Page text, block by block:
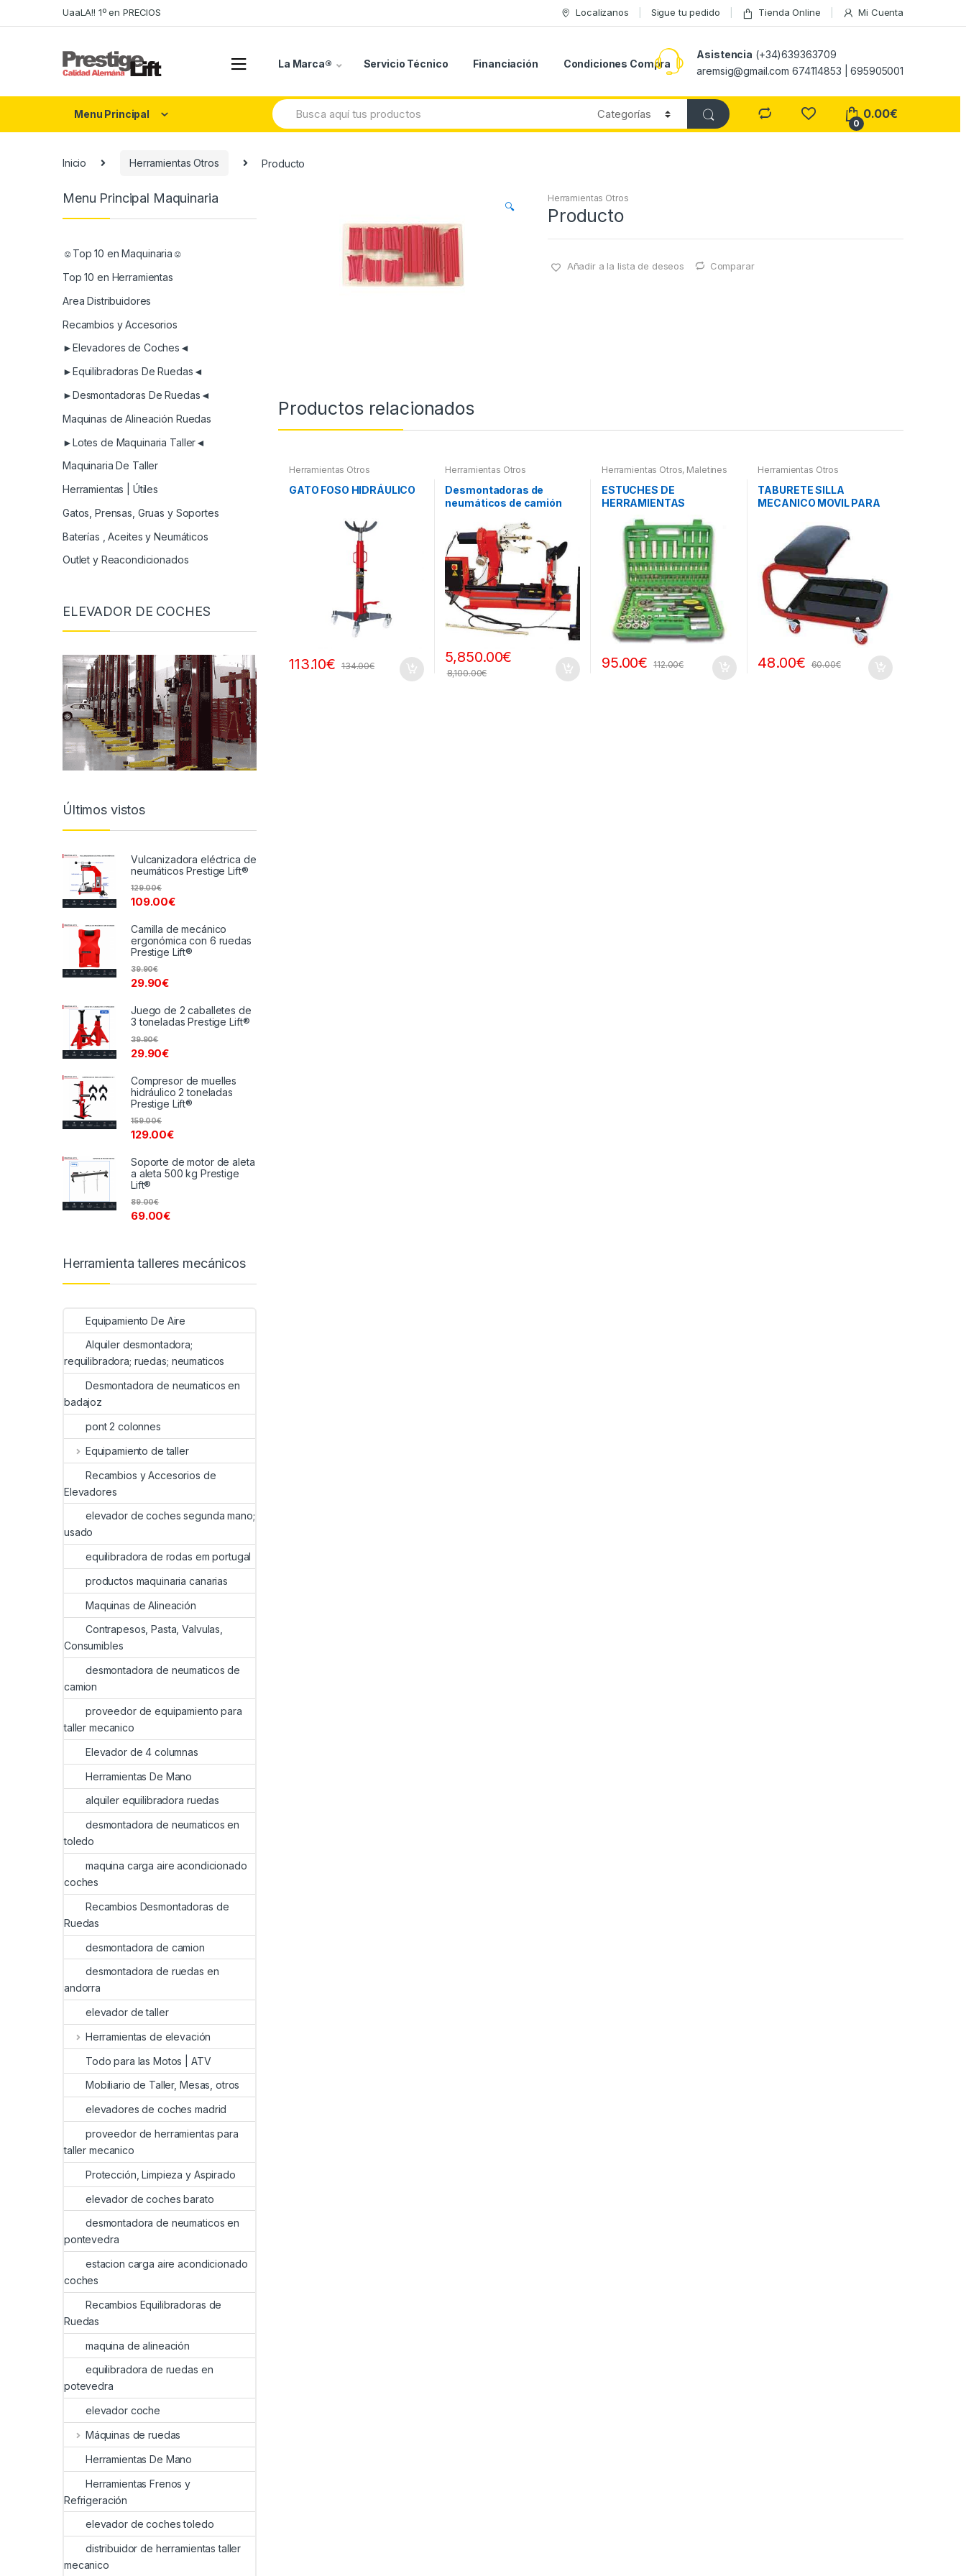
to
to
UaaLA!! 1º en PRECIOS Localizanos Sigue tu pedido Tienda Online Mi Cuenta
La Marca® Servicio Técnico Financiación Condiciones Compra
Asistencia (+34)639363709
aremsig@gmail.com 674114853 | 695905001
Menu Principal
Search
for:
0
0.00€
Inicio Herramientas Otros Producto
🔍
Herramientas Otros
Producto
Añadir a la lista de deseos Comparar
Productos relacionados
Herramientas Otros
GATO FOSO HIDRÁULICO
113.10€ 134.00€
Herramientas Otros
Desmontadoras de
neumáticos de camión
5,850.00€
8,100.00€
Herramientas Otros, Maletines
Compresímetros, otros
ESTUCHES DE
HERRAMIENTAS
95.00€ 112.00€
Herramientas Otros
TABURETE SILLA
MECANICO MOVIL PARA
48.00€ 60.00€
Menu Principal Maquinaria
☺Top 10 en Maquinaria☺
Top 10 en Herramientas
Area Distribuidores
Recambios y Accesorios
►Elevadores de Coches◄
►Equilibradoras De Ruedas◄
►Desmontadoras De Ruedas◄
Maquinas de Alineación Ruedas
►Lotes de Maquinaria Taller◄
Maquinaria De Taller
Herramientas | Útiles
Gatos, Prensas, Gruas y Soportes
Baterías , Aceites y Neumáticos
Outlet y Reacondicionados
ELEVADOR DE COCHES
Últimos vistos
Vulcanizadora eléctrica de
neumáticos Prestige Lift®
109.00€
129.00€
Camilla de mecánico
ergonómica con 6 ruedas
Prestige Lift®
29.90€
39.90€
Juego de 2 caballetes de
3 toneladas Prestige Lift®
29.90€
39.90€
Compresor de muelles
hidráulico 2 toneladas
Prestige Lift®
129.00€
159.00€
Soporte de motor de aleta
a aleta 500 kg Prestige
Lift®
69.00€
89.00€
Herramienta talleres mecánicos
Equipamiento De Aire
Alquiler desmontadora;
requilibradora; ruedas; neumaticos
Desmontadora de neumaticos en
badajoz
pont 2 colonnes
Equipamiento de taller
Recambios y Accesorios de
Elevadores
elevador de coches segunda mano;
usado
equilibradora de rodas em portugal
productos maquinaria canarias
Maquinas de Alineación
Contrapesos, Pasta, Valvulas,
Consumibles
desmontadora de neumaticos de
camion
proveedor de equipamiento para
taller mecanico
Elevador de 4 columnas
Herramientas De Mano
alquiler equilibradora ruedas
desmontadora de neumaticos en
toledo
maquina carga aire acondicionado
coches
Recambios Desmontadoras de
Ruedas
desmontadora de camion
desmontadora de ruedas en
andorra
elevador de taller
Herramientas de elevación
Todo para las Motos | ATV
Mobiliario de Taller, Mesas, otros
elevadores de coches madrid
proveedor de herramientas para
taller mecanico
Protección, Limpieza y Aspirado
elevador de coches barato
desmontadora de neumaticos en
pontevedra
estacion carga aire acondicionado
coches
Recambios Equilibradoras de
Ruedas
maquina de alineación
equilibradora de ruedas en
potevedra
elevador coche
Máquinas de ruedas
Herramientas De Mano
Herramientas Frenos y
Refrigeración
elevador de coches toledo
distribuidor de herramientas taller
mecanico